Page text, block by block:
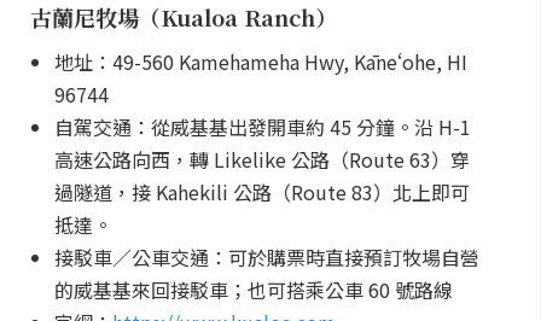
古蘭尼牧場（Kualoa Ranch）
地址：49-560 Kamehameha Hwy, Kāneʻohe, HI
96744
自駕交通：從威基基出發開車約 45 分鐘。沿 H-1
高速公路向西，轉 Likelike 公路（Route 63）穿
過隧道，接 Kahekili 公路（Route 83）北上即可
抵達。
接駁車／公車交通：可於購票時直接預訂牧場自營
的威基基來回接駁車；也可搭乘公車 60 號路線